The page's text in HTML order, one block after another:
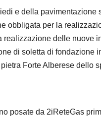
e della pavimentazione
obbligata per la
delle nuove
di soletta di fondazione
Forte Alberese dello
posate da 2iReteGas